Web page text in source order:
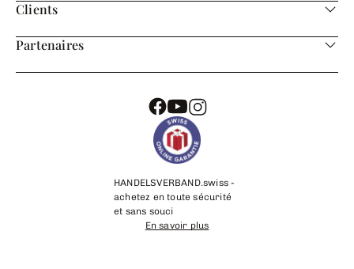
Clients
Partenaires
HANDELSVERBAND.swiss -
achetez en toute sécurité
et sans souci
En savoir plus